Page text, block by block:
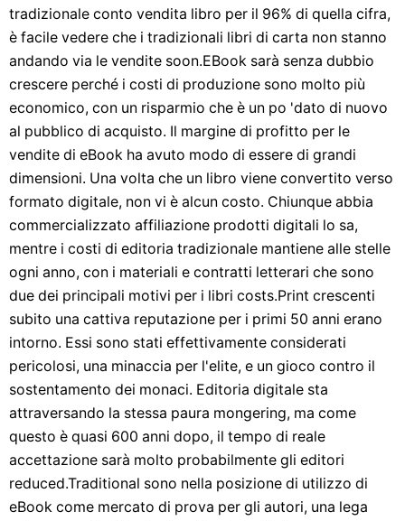
tradizionale conto vendita libro per il 96% di quella cifra,
è facile vedere che i tradizionali libri di carta non stanno
andando via le vendite soon.EBook sarà senza dubbio
crescere perché i costi di produzione sono molto più
economico, con un risparmio che è un po 'dato di nuovo
al pubblico di acquisto. Il margine di profitto per le
vendite di eBook ha avuto modo di essere di grandi
dimensioni. Una volta che un libro viene convertito verso
formato digitale, non vi è alcun costo. Chiunque abbia
commercializzato affiliazione prodotti digitali lo sa,
mentre i costi di editoria tradizionale mantiene alle stelle
ogni anno, con i materiali e contratti letterari che sono
due dei principali motivi per i libri costs.Print crescenti
subito una cattiva reputazione per i primi 50 anni erano
intorno. Essi sono stati effettivamente considerati
pericolosi, una minaccia per l'elite, e un gioco contro il
sostentamento dei monaci. Editoria digitale sta
attraversando la stessa paura mongering, ma come
questo è quasi 600 anni dopo, il tempo di reale
accettazione sarà molto probabilmente gli editori
reduced.Traditional sono nella posizione di utilizzo di
eBook come mercato di prova per gli autori, una lega